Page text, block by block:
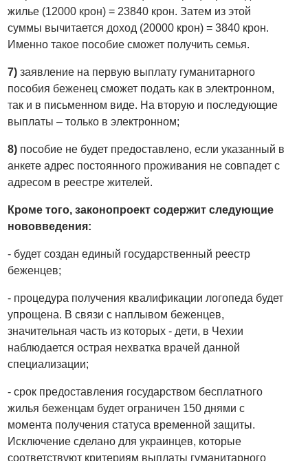
жилье (12000 крон) = 23840 крон. Затем из этой
суммы вычитается доход (20000 крон) = 3840 крон.
Именно такое пособие сможет получить семья.
7) заявление на первую выплату гуманитарного
пособия беженец сможет подать как в электронном,
так и в письменном виде. На вторую и последующие
выплаты – только в электронном;
8) пособие не будет предоставлено, если указанный в
анкете адрес постоянного проживания не совпадет с
адресом в реестре жителей.
Кроме того, законопроект содержит следующие
нововведения:
- будет создан единый государственный реестр
беженцев;
- процедура получения квалификации логопеда будет
упрощена. В связи с наплывом беженцев,
значительная часть из которых - дети, в Чехии
наблюдается острая нехватка врачей данной
специализации;
- срок предоставления государством бесплатного
жилья беженцам будет ограничен 150 днями с
момента получения статуса временной защиты.
Исключение сделано для украинцев, которые
соответствуют критериям выплаты гуманитарного